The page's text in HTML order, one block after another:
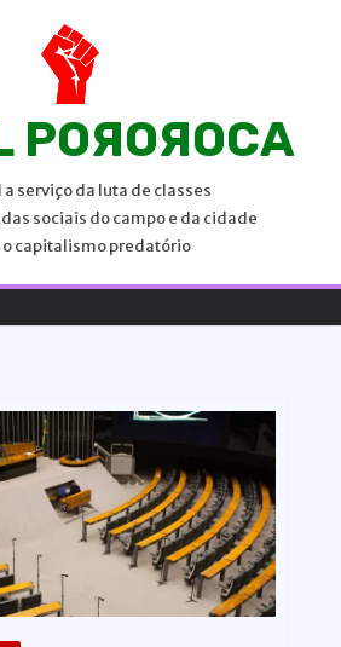
POЯOЯOCA
a serviço da luta de classes
sociais do campo e da cidade
o capitalismo predatório